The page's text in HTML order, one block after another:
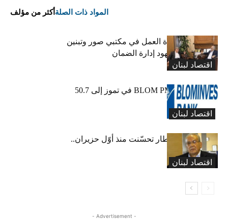
المواد ذات الصلة أكثر من مؤلف
اقتصاد لبنان
كركي يعلن عودة العمل في مكتبي صور وتبنين
وطليس ينوّه بجهود إدارة الضمان
اقتصاد لبنان
ارتفاع مؤشر BLOM PMI في تموز إلى 50.7
نقطة
اقتصاد لبنان
عبود: حركة المطار تحسّنت منذ أوّل حزيران..
ولكن
- Advertisement -